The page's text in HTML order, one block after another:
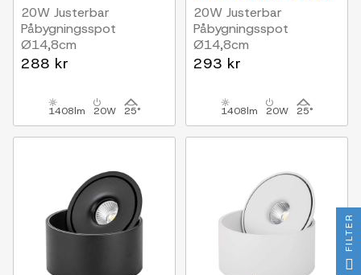
20W Justerbar
Påbygningsspot
Ø14,8cm
RA90, 3-i-1 CCT, Hvid
288 kr
1408lm 20W 25°
20W Justerbar
Påbygningsspot
Ø14,8cm
RA90, 3-i-1 CCT, Sort
293 kr
1408lm 20W 25°
FILTER